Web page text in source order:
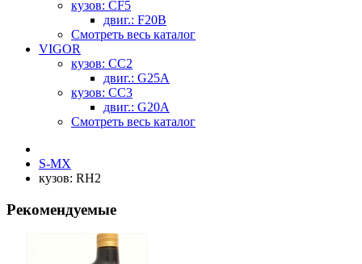
кузов: CF5
двиг.: F20B
Смотреть весь каталог
VIGOR
кузов: CC2
двиг.: G25A
кузов: CC3
двиг.: G20A
Смотреть весь каталог
S-MX
кузов: RH2
Рекомендуемые